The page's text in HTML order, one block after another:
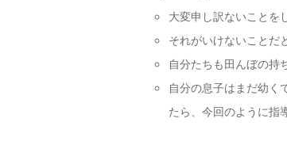
大変申し訳ないことを
それがいけないことだ
自分たちも田んぼの持
自分の息子はまだ幼く
たら、今回のように指